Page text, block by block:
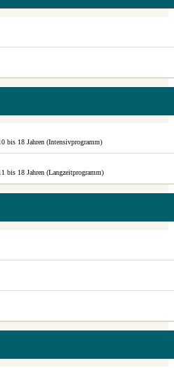
bis 18 Jahren (Intensivprogramm)
bis 18 Jahren (Langzeitprogramm)